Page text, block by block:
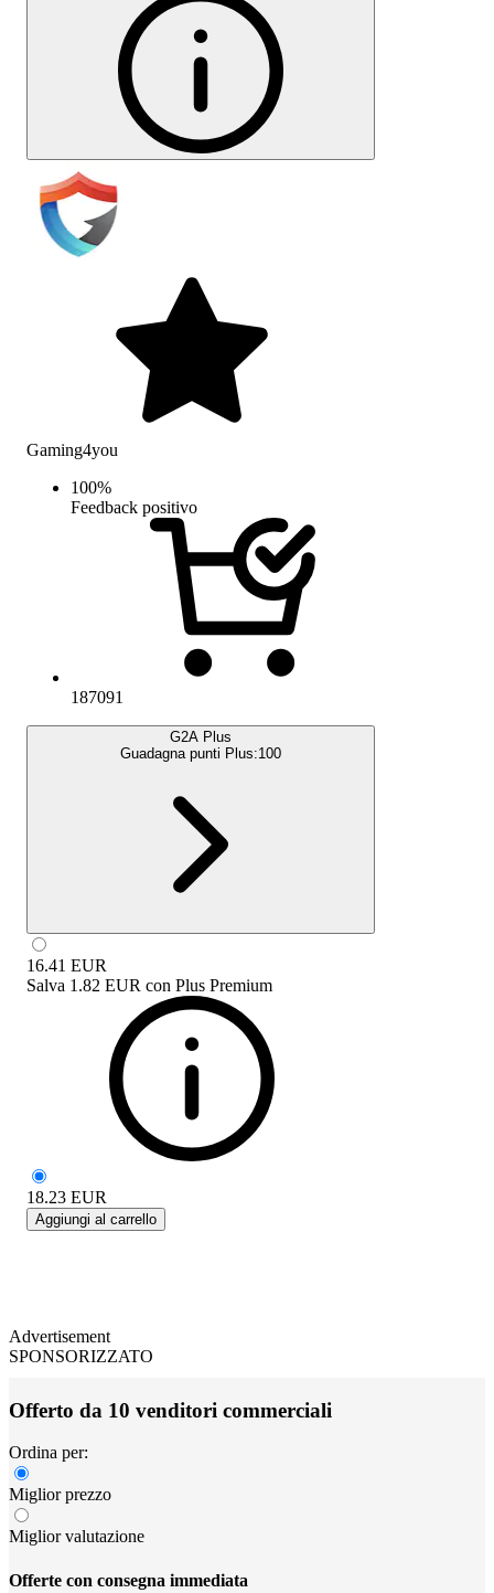
Gaming4you
100%
Feedback positivo
187091
G2A Plus
Guadagna punti Plus:100
16.41 EUR
Salva 1.82 EUR con Plus Premium
18.23 EUR
Aggiungi al carrello
Advertisement
SPONSORIZZATO
Offerto da 10 venditori commerciali
Ordina per:
Miglior prezzo
Miglior valutazione
Offerte con consegna immediata